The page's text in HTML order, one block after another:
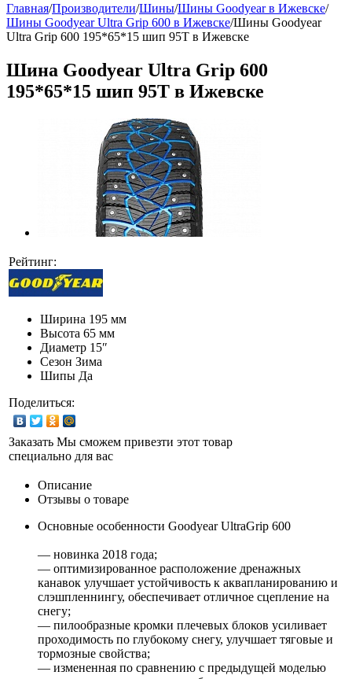
Главная/Производители/Шины/Шины Goodyear в Ижевске/
Шины Goodyear Ultra Grip 600 в Ижевске/Шины Goodyear
Ultra Grip 600 195*65*15 шип 95Т в Ижевске
Шина Goodyear Ultra Grip 600
195*65*15 шип 95Т в Ижевске
Рейтинг:
Ширина 195 мм
Высота 65 мм
Диаметр 15″
Сезон Зима
Шипы Да
Поделиться:
Заказать Мы сможем привезти этот товар
специально для вас
Описание
Отзывы о товаре
Основные особенности Goodyear UltraGrip 600
— новинка 2018 года;
— оптимизированное расположение дренажных
канавок улучшает устойчивость к аквапланированию и
слэшпленнингу, обеспечивает отличное сцепление на
снегу;
— пилообразные кромки плечевых блоков усиливает
проходимость по глубокому снегу, улучшает тяговые и
тормозные свойства;
— измененная по сравнению с предыдущей моделью